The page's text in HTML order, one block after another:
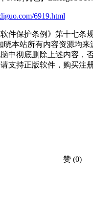
6919.html
件保护条例》第十七条
晓本站所有内容资源均
中彻底删除上述内容，
支持正版软件，购买注
赞 (0)